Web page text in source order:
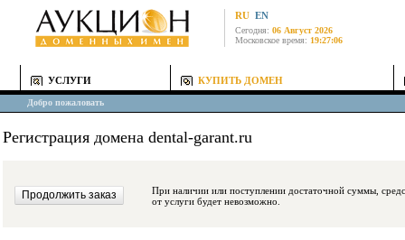
RU EN
Сегодня: 06 Август 2026
Московское время: 19:27:06
УСЛУГИ КУПИТЬ ДОМЕН
Добро пожаловать
Регистрация домена dental-garant.ru
При наличии или поступлении достаточной суммы, средства будут
от услуги будет невозможно.